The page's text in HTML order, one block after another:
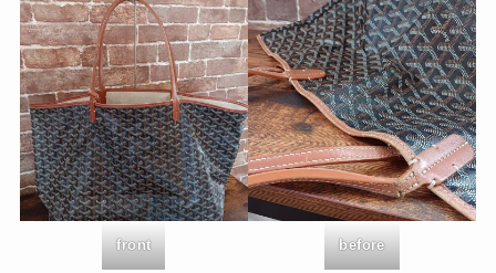
front before